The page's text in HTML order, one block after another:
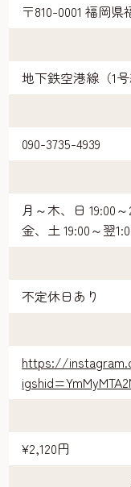
〒810-0001 福岡
地下鉄空港線（1
090-3735-4939
月～木、日 19:00～
金、土 19:00～翌
不定休日あり
https://
¥2,120円